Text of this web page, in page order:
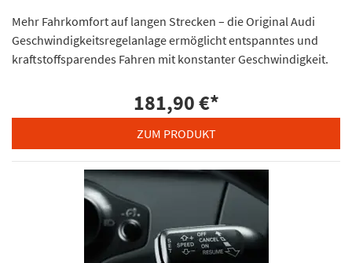
Mehr Fahrkomfort auf langen Strecken – die Original Audi
Geschwindigkeitsregelanlage ermöglicht entspanntes und
kraftstoffsparendes Fahren mit konstanter Geschwindigkeit.
181,90 €*
ZUM PRODUKT